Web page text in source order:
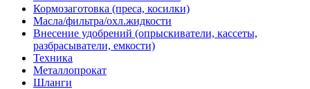
Кормозаготовка (преса, косилки)
Масла/фильтра/охл.жидкости
Внесение удобрений (опрыскиватели, кассеты,
разбрасыватели, емкости)
Техника
Металлопрокат
Шланги